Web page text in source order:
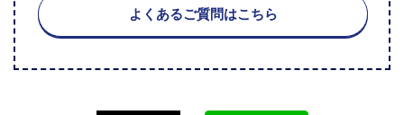
よくあるご質問はこちら